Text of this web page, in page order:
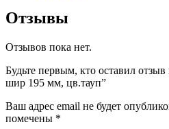
Отзывы
Отзывов пока нет.
Будьте первым, кто оставил
шир 195 мм, цв.тауп”
Ваш адрес email не будет
помечены *